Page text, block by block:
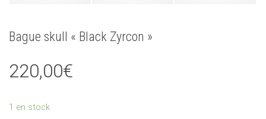
Bague skull « Black Zyrcon »
220,00€
1 en stock